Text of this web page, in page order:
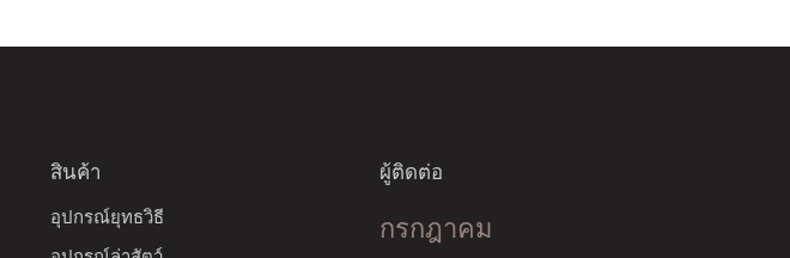
สินค้า
อุปกรณ์ยุทธวิธี
ผู้ติดต่อ
กรกฎาคม